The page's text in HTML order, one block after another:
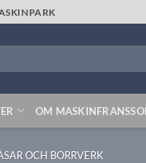
OM
OCH BORRVERK